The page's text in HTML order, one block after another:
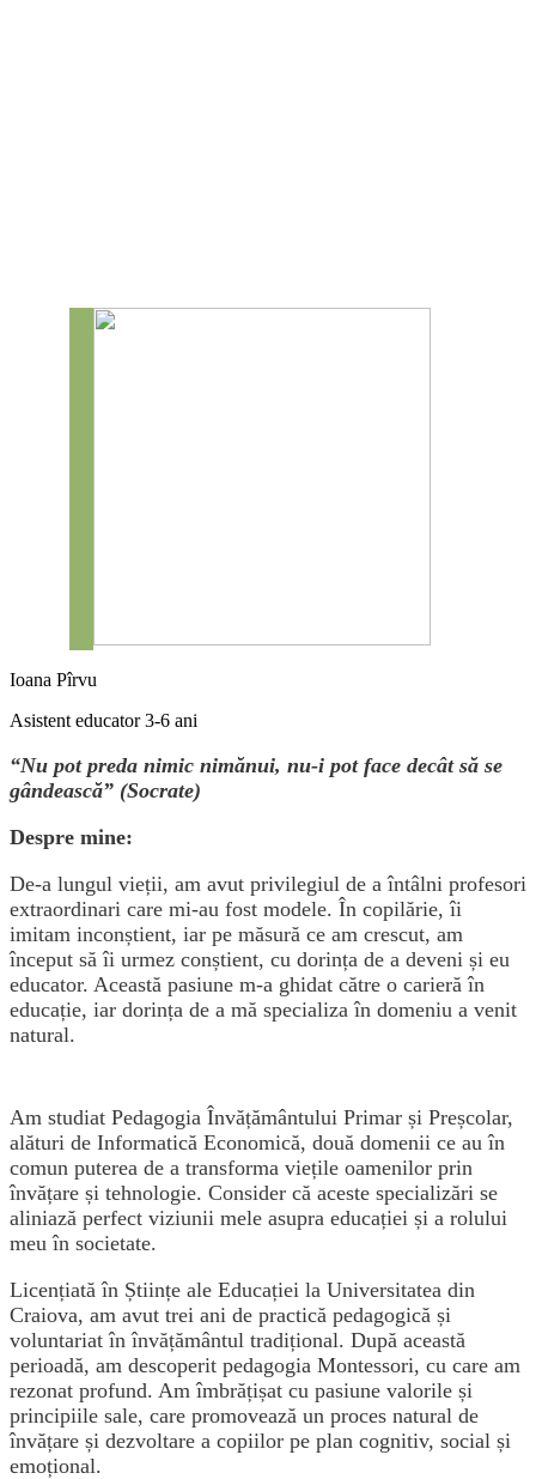
Ioana Pîrvu
Asistent educator 3-6 ani
“Nu pot preda nimic nimănui, nu-i pot face decât să se
gândească” (Socrate)
Despre mine:
De-a lungul vieții, am avut privilegiul de a întâlni profesori
extraordinari care mi-au fost modele. În copilărie, îi
imitam inconștient, iar pe măsură ce am crescut, am
început să îi urmez conștient, cu dorința de a deveni și eu
educator. Această pasiune m-a ghidat către o carieră în
educație, iar dorința de a mă specializa în domeniu a venit
natural.
Am studiat Pedagogia Învățământului Primar și Preșcolar,
alături de Informatică Economică, două domenii ce au în
comun puterea de a transforma viețile oamenilor prin
învățare și tehnologie. Consider că aceste specializări se
aliniază perfect viziunii mele asupra educației și a rolului
meu în societate.
Licențiată în Științe ale Educației la Universitatea din
Craiova, am avut trei ani de practică pedagogică și
voluntariat în învățământul tradițional. După această
perioadă, am descoperit pedagogia Montessori, cu care am
rezonat profund. Am îmbrățișat cu pasiune valorile și
principiile sale, care promovează un proces natural de
învățare și dezvoltare a copiilor pe plan cognitiv, social și
emoțional.